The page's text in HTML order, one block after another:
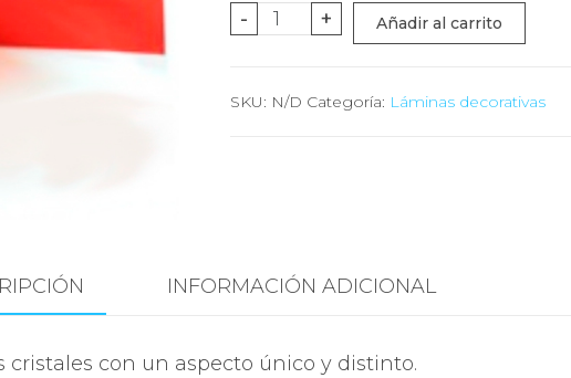
-
Lámina
traslúcida
+ Añadir al carrito
SKU: N/D Categoría: Láminas decorativas
INFORMACIÓN ADICIONAL
cristales con un aspecto único y distinto.